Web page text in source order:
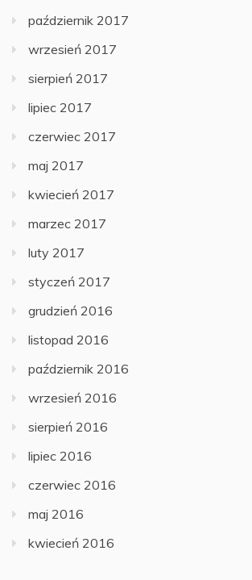
październik 2017
wrzesień 2017
sierpień 2017
lipiec 2017
czerwiec 2017
maj 2017
kwiecień 2017
marzec 2017
luty 2017
styczeń 2017
grudzień 2016
listopad 2016
październik 2016
wrzesień 2016
sierpień 2016
lipiec 2016
czerwiec 2016
maj 2016
kwiecień 2016